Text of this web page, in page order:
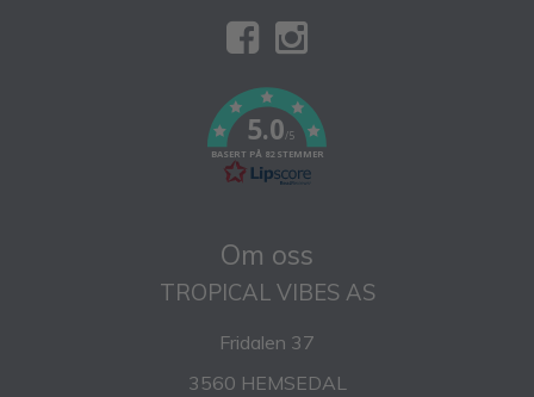
5.0/5
BASERT PÅ 82 STEMMER
Om oss
TROPICAL VIBES AS
Fridalen 37
3560 HEMSEDAL